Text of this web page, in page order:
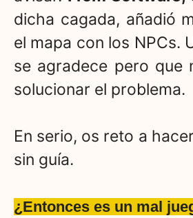
dicha cagada, añadió
el mapa con los NPCs.
se agradece pero que
solucionar el problema.
En serio, os reto a
sin guía.
¿Entonces es un mal